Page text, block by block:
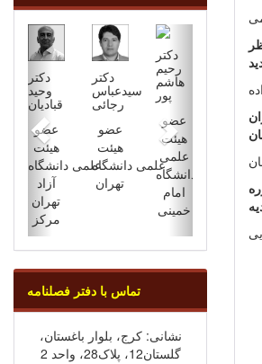
دکتر
وحید
قبادیان
عضو
هیئت
علمی دانشگاه
آزاد
تهران
مرکز
دکتر
سیدعباس
رجائی
عضو
هیئت‌
علمی دانشگاه
تهران
دکتر
رحیم
هاشم
پور
عضو
هیئت
علمی
دانشگاه
امام
خمینی
تماس با دفتر فصلنامه
نشانی: کرج، بلوار باغستان،
گلستان12، پلاک28، واحد 2